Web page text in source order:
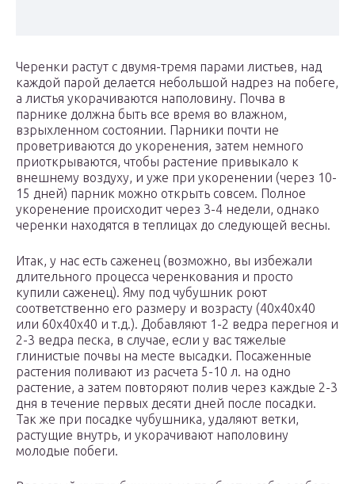
Черенки растут с двумя-тремя парами листьев, над
каждой парой делается небольшой надрез на побеге,
а листья укорачиваются наполовину. Почва в
парнике должна быть все время во влажном,
взрыхленном состоянии. Парники почти не
проветриваются до укоренения, затем немного
приоткрываются, чтобы растение привыкало к
внешнему воздуху, и уже при укоренении (через 10-
15 дней) парник можно открыть совсем. Полное
укоренение происходит через 3-4 недели, однако
черенки находятся в теплицах до следующей весны.
Итак, у нас есть саженец (возможно, вы избежали
длительного процесса черенкования и просто
купили саженец). Яму под чубушник роют
соответственно его размеру и возрасту (40х40х40
или 60х40х40 и т.д.). Добавляют 1-2 ведра перегноя и
2-3 ведра песка, в случае, если у вас тяжелые
глинистые почвы на месте высадки. Посаженные
растения поливают из расчета 5-10 л. на одно
растение, а затем повторяют полив через каждые 2-3
дня в течение первых десяти дней после посадки.
Так же при посадке чубушника, удаляют ветки,
растущие внутрь, и укорачивают наполовину
молодые побеги.